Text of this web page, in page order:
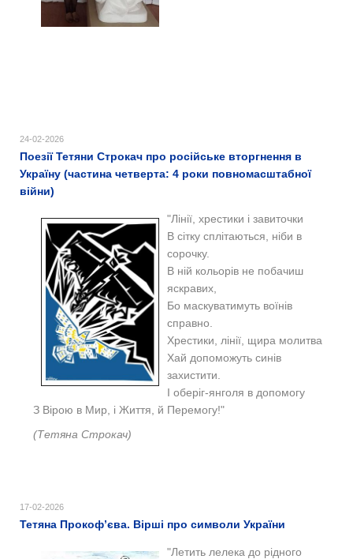
24-02-2026
Поезії Тетяни Строкач про російське вторгнення в
Україну (частина четверта: 4 роки повномасштабної
війни)
"Лінії, хрестики і завиточки
В сітку сплітаються, ніби в
сорочку.
В ній кольорів не побачиш
яскравих,
Бо маскуватимуть воїнів
справно.
Хрестики, лінії, щира молитва
Хай допоможуть синів
захистити.
І оберіг-янголя в допомогу
З Вірою в Мир, і Життя, й Перемогу!"
(Тетяна Строкач)
17-02-2026
Тетяна Прокоф’єва. Вірші про символи України
"Летить лелека до рідного